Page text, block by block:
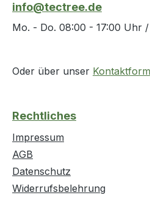
info@tectree.de
Mo. - Do. 08:00 - 17:00 Uhr
Oder über unser
Rechtliches
Impressum
AGB
Datenschutz
Widerrufsbelehrung